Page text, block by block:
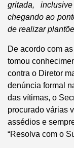
gritada,
chegando ao
de realizar
De acordo com
tomou
contra o Diretor
denúncia formal
das vítimas, o
procurado várias
assédios e
“Resolva com o